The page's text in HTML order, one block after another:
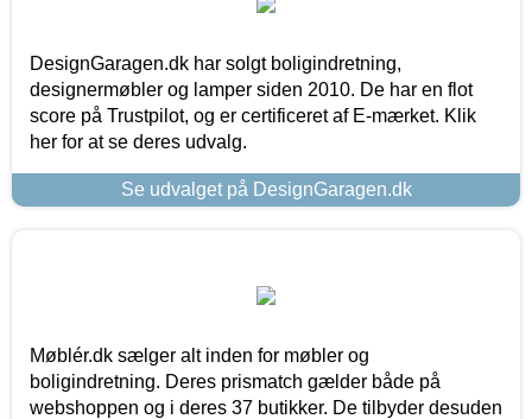
DesignGaragen.dk har solgt boligindretning,
designermøbler og lamper siden 2010. De har en flot
score på Trustpilot, og er certificeret af E-mærket. Klik
her for at se deres udvalg.
Se udvalget på DesignGaragen.dk
Møblér.dk sælger alt inden for møbler og
boligindretning. Deres prismatch gælder både på
webshoppen og i deres 37 butikker. De tilbyder desuden